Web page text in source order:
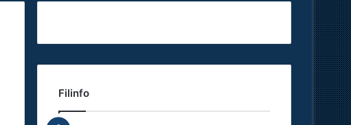
Filinfo